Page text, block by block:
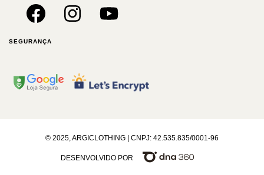
SEGURANÇA
© 2025, ARGICLOTHING | CNPJ: 42.535.835/0001-96
DESENVOLVIDO POR